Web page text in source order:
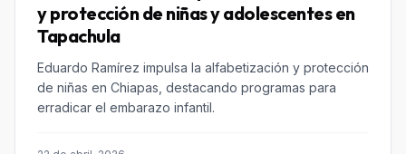
y protección de niñas y adolescentes en
Tapachula
Eduardo Ramírez impulsa la alfabetización y protección
de niñas en Chiapas, destacando programas para
erradicar el embarazo infantil.